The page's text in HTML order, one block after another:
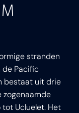
stranden
de Pacific
bestaat uit drie
zogenaamde
tot Ucluelet. Het